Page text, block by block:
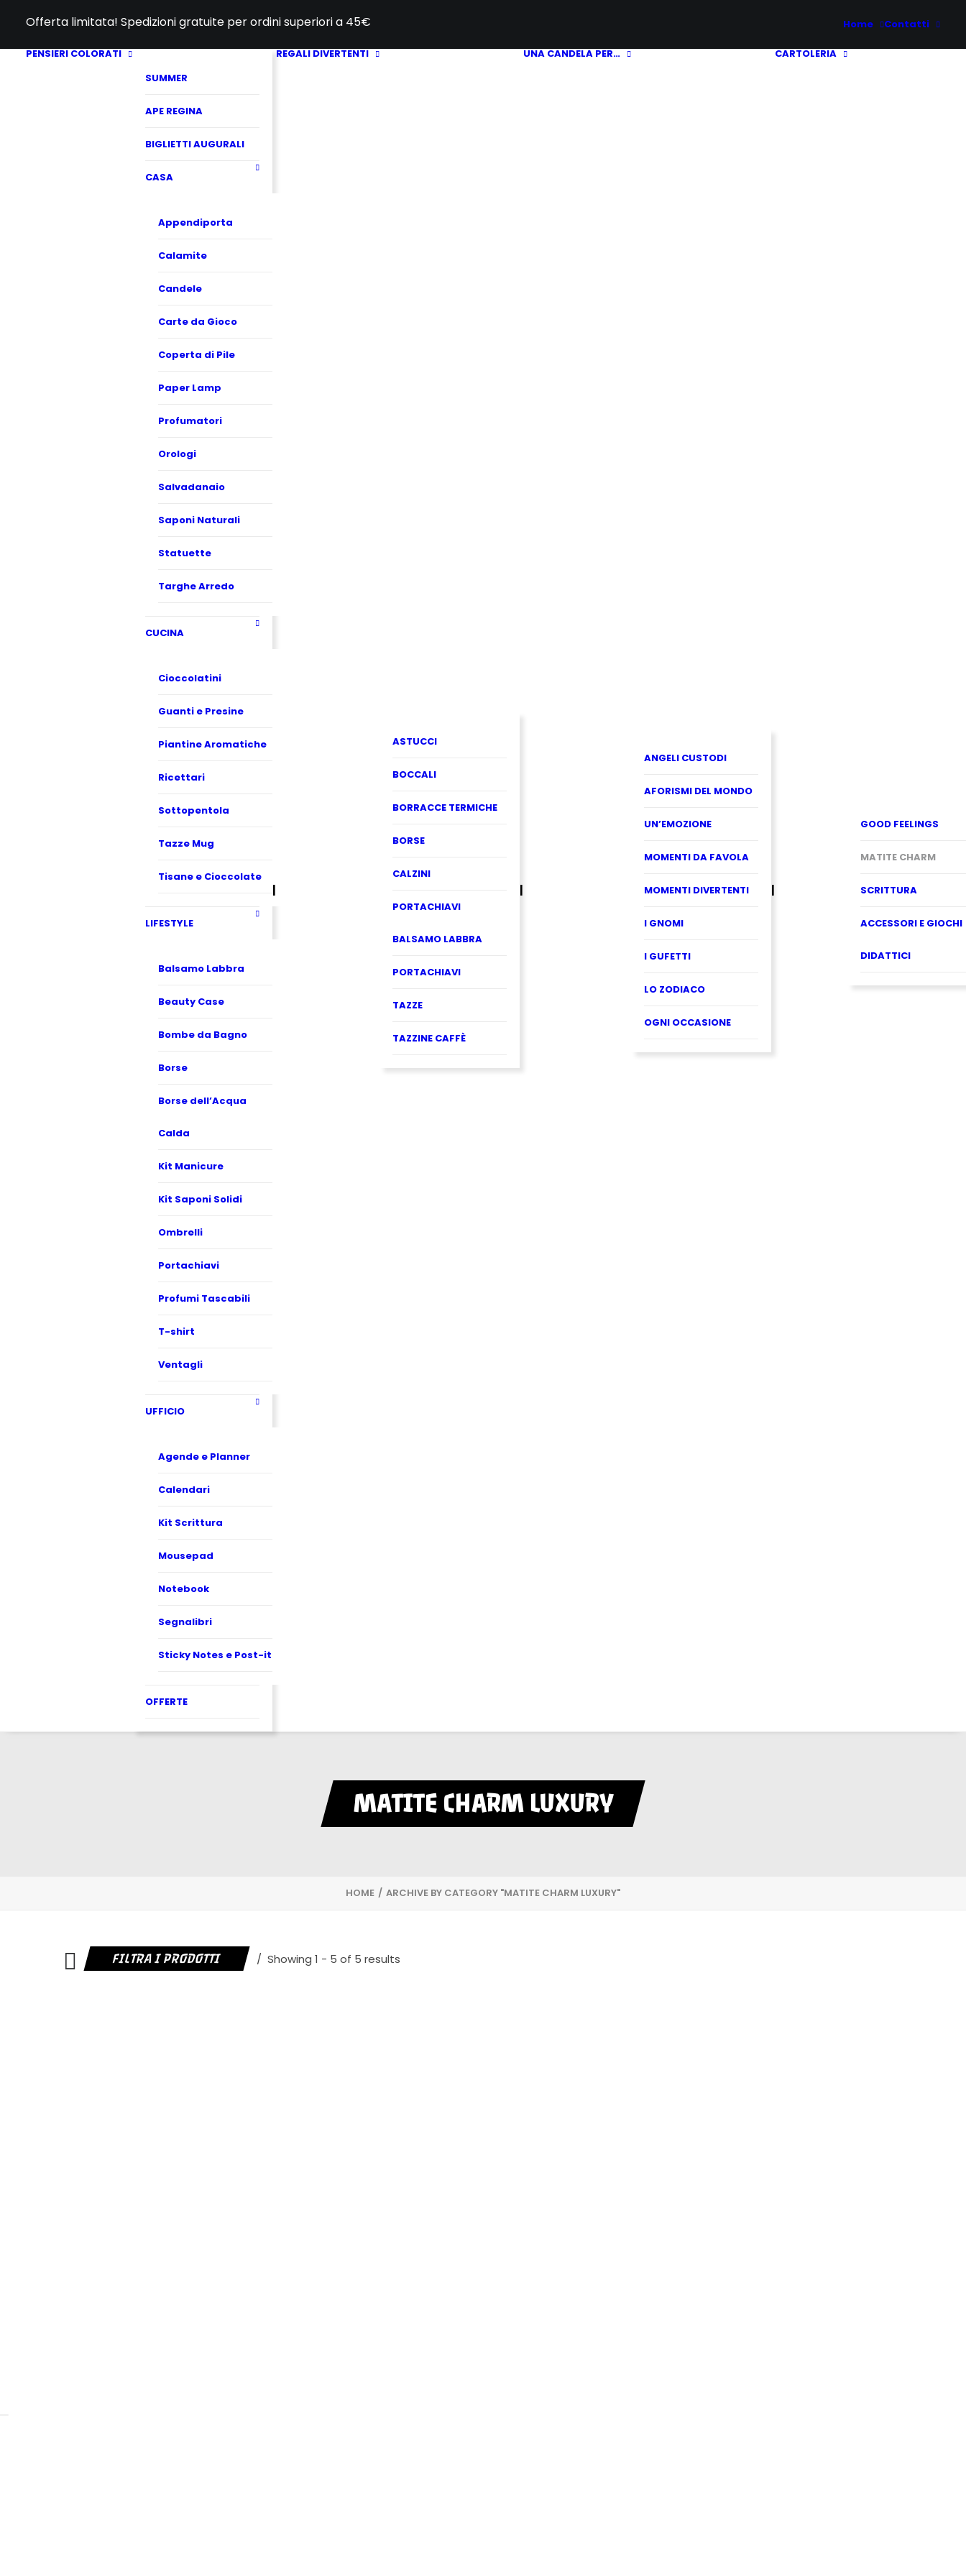
Offerta limitata! Spedizioni gratuite per ordini superiori a 45€ Home Contatti
PENSIERI COLORATI
SUMMER
APE REGINA
BIGLIETTI AUGURALI
CASA
Appendiporta
Calamite
Candele
Carte da Gioco
Coperta di Pile
Paper Lamp
Profumatori
Orologi
Salvadanaio
Saponi Naturali
Statuette
Targhe Arredo
CUCINA
Cioccolatini
Guanti e Presine
Piantine Aromatiche
Ricettari
Sottopentola
Tazze Mug
Tisane e Cioccolate
LIFESTYLE
Balsamo Labbra
Beauty Case
Bombe da Bagno
Borse
Borse dell’Acqua
Calda
Kit Manicure
Kit Saponi Solidi
Ombrelli
Portachiavi
Profumi Tascabili
T-shirt
Ventagli
UFFICIO
Agende e Planner
Calendari
Kit Scrittura
Mousepad
Notebook
Segnalibri
Sticky Notes e Post-it
OFFERTE
REGALI DIVERTENTI
ASTUCCI
BOCCALI
BORRACCE TERMICHE
BORSE
CALZINI
PORTACHIAVI
BALSAMO LABBRA
PORTACHIAVI
TAZZE
TAZZINE CAFFÈ
UNA CANDELA PER…
ANGELI CUSTODI
AFORISMI DEL MONDO
UN’EMOZIONE
MOMENTI DA FAVOLA
MOMENTI DIVERTENTI
I GNOMI
I GUFETTI
LO ZODIACO
OGNI OCCASIONE
CARTOLERIA
GOOD FEELINGS
MATITE CHARM
SCRITTURA
ACCESSORI E GIOCHI
DIDATTICI
MATITE CHARM LUXURY
HOME ARCHIVE BY CATEGORY "MATITE CHARM LUXURY"
FILTRA I PRODOTTI Showing 1 - 5 of 5 results